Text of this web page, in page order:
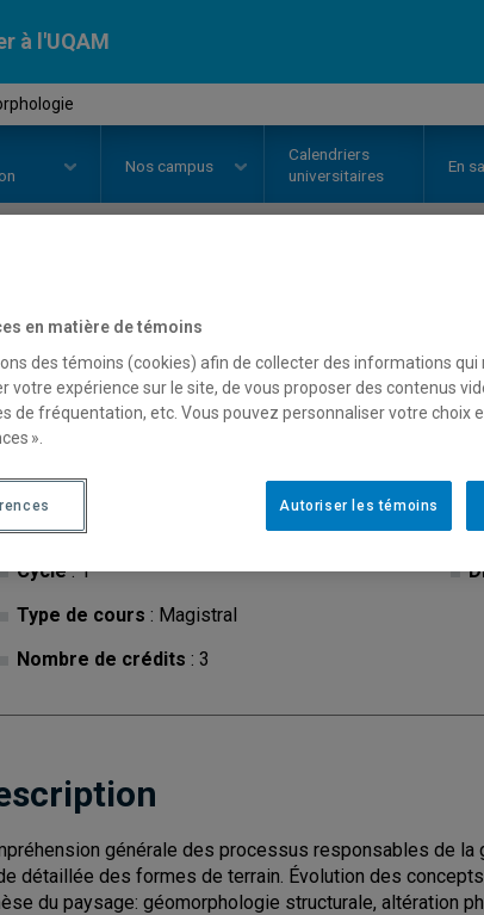
à l'UQAM
Nos campus
Calendriers
universitaires
En
// SCT1210
Description Horaire - Été 2026
Cycle: 1
Type de cours : Magistral
Nombre de crédits : 3
générale des processus responsables de
détaillée des formes de terrain. Évolution des
du paysage: géomorphologie structurale, altération
en matière de témoins
des témoins (cookies) afin de collecter des informations
votre expérience sur le site, de vous proposer des contenus
de fréquentation, etc. Vous pouvez personnaliser votre choix
».
Autoriser les témoins